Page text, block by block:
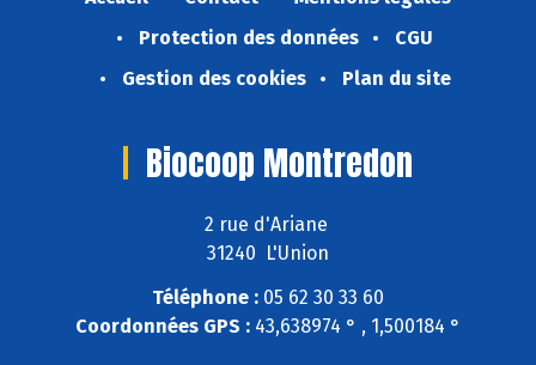
Protection des données
CGU
Gestion des cookies
Plan du site
Biocoop Montredon
2 rue d'Ariane
31240 L'Union
Téléphone : 05 62 30 33 60
Coordonnées GPS : 43,638974 ° , 1,500184 °